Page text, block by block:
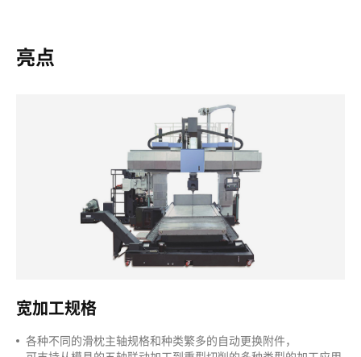
亮点
宽加工规格
各种不同的滑枕主轴规格和种类繁多的自动更换附件，